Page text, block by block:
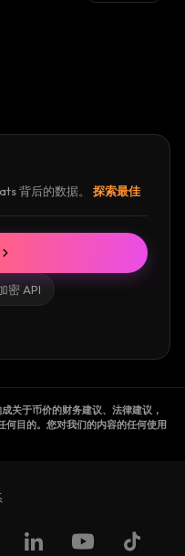
背后的数据。
探索最佳
密 API
关于币价的财务建议、法律建议，
目的。您对我们的内容的任何使用